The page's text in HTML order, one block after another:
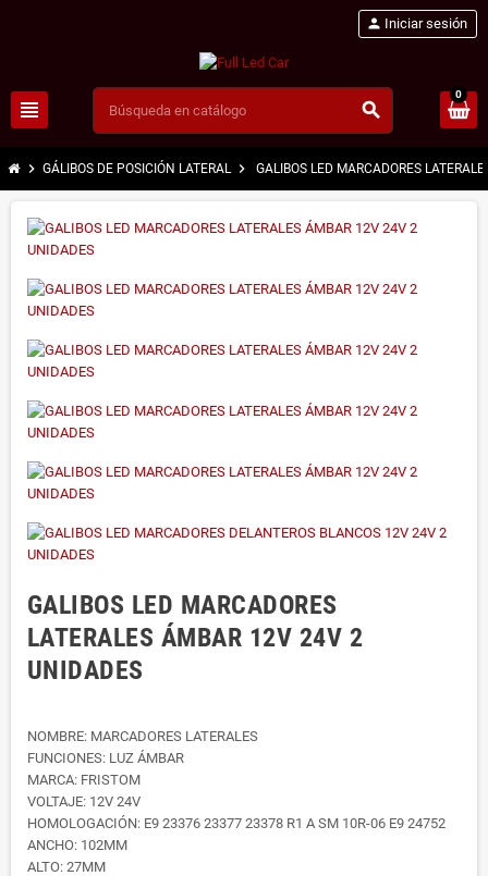
view_headline search
person Iniciar sesión
0
chevron_right GÁLIBOS DE POSICIÓN LATERAL chevron_right GALIBOS LED MARCADORES
GALIBOS LED MARCADORES
LATERALES ÁMBAR 12V 24V 2
UNIDADES
NOMBRE: MARCADORES LATERALES
FUNCIONES: LUZ ÁMBAR
MARCA: FRISTOM
VOLTAJE: 12V 24V
HOMOLOGACIÓN: E9 23376 23377 23378 R1 A SM 10R-06 E9 24752
ANCHO: 102MM
ALTO: 27MM